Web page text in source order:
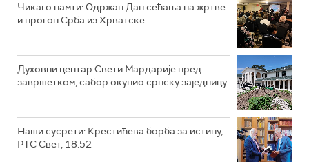
Чикаго памти: Одржан Дан сећања на жртве
и прогон Срба из Хрватске
Духовни центар Свети Мардарије пред
завршетком, сабор окупио српску заједницу
Наши сусрети: Крестићева борба за истину,
РТС Свет, 18.52